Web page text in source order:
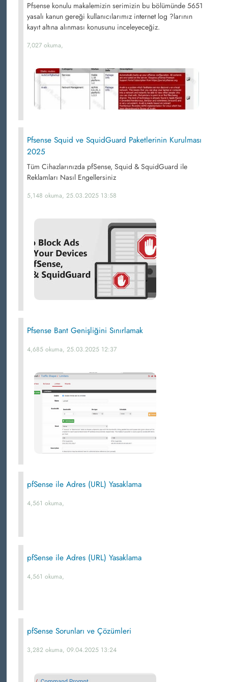
Pfsense konulu makalemizin serimizin bu bölümünde 5651
yasalı kanun gereği kullanıcılarımız internet log ?larının
kayıt altına alınması konusunu inceleyeceğiz.
7,027 okuma,
Pfsense Squid ve SquidGuard Paketlerinin Kurulması
2025
Tüm Cihazlarınızda pfSense, Squid & SquidGuard ile
Reklamları Nasıl Engellersiniz
5,148 okuma, 25.03.2025 13:58
Pfsense Bant Genişliğini Sınırlamak
4,685 okuma, 25.03.2025 12:37
pfSense ile Adres (URL) Yasaklama
4,561 okuma,
pfSense ile Adres (URL) Yasaklama
4,561 okuma,
pfSense Sorunları ve Çözümleri
3,282 okuma, 09.04.2025 13:24